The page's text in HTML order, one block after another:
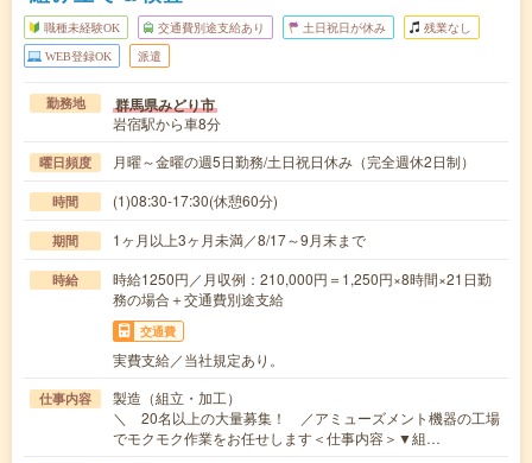
職種未経験OK 交通費別途支給あり 土日祝日が休み 残業なし
WEB登録OK 派遣
勤務地 群馬県みどり市
岩宿駅から車8分
曜日頻度 月曜～金曜の週5日勤務/土日祝日休み（完全週休2日制）
時間 (1)08:30-17:30(休憩60分)
期間 1ヶ月以上3ヶ月未満／8/17～9月末まで
時給
時給1250円／月収例：210,000円＝1,250円×8時間×21日勤
務の場合＋交通費別途支給
交通費
実費支給／当社規定あり。
仕事内容
製造（組立・加工）
＼ 20名以上の大量募集！ ／アミューズメント機器の工場
でモクモク作業をお任せします＜仕事内容＞▼組…